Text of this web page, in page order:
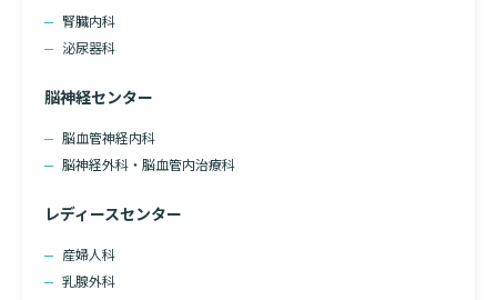
腎臓内科
泌尿器科
脳神経センター
脳血管神経内科
脳神経外科・脳血管内治療科
レディースセンター
産婦人科
乳腺外科